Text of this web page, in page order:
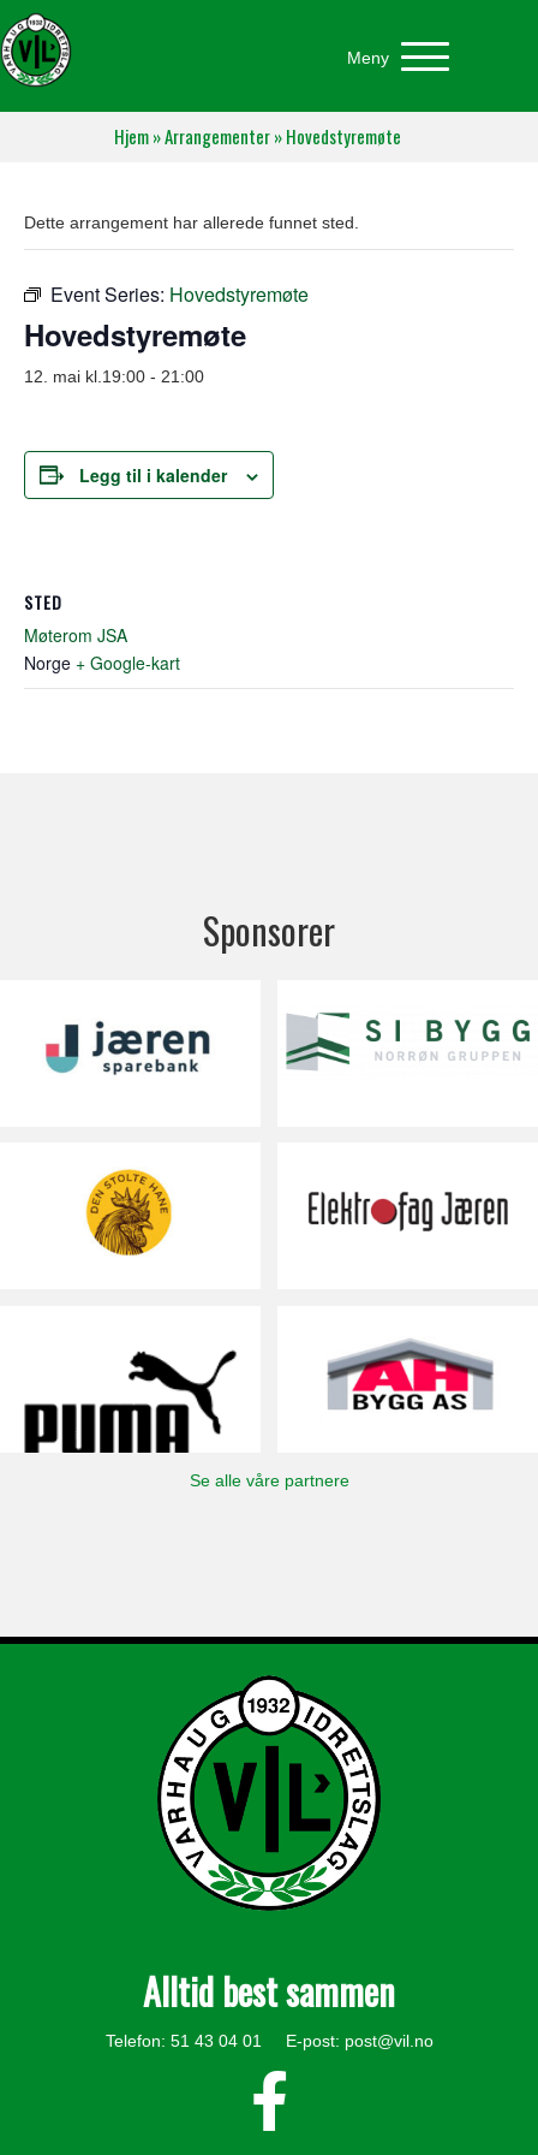
Meny
Hjem»Arrangementer»Hovedstyremøte
Dette arrangement har allerede funnet sted.
Event Series: Hovedstyremøte
Hovedstyremøte
12. mai kl.19:00 - 21:00
Legg til i kalender
STED
Møterom JSA
Norge + Google-kart
Sponsorer
Se alle våre partnere
Alltid best sammen
Telefon: 51 43 04 01 E-post: post@vil.no